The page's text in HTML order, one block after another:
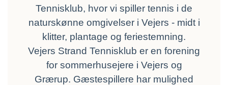
Tennisklub, hvor vi spiller tennis i de
naturskønne omgivelser i Vejers - midt i
klitter, plantage og feriestemning.
Vejers Strand Tennisklub er en forening
for sommerhusejere i Vejers og
Grærup. Gæstespillere har mulighed